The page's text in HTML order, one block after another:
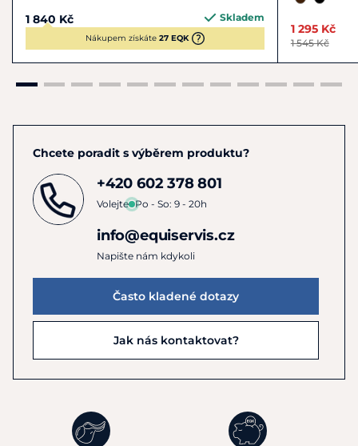
1 840 Kč Skladem
Nákupem získáte 27 EQK
1 295 Kč
1 545 Kč
Chcete poradit s výběrem produktu?
+420 602 378 801
Volejte Po - So: 9 - 20h
info@equiservis.cz
Napište nám kdykoli
Často kladené dotazy
Jak nás kontaktovat?